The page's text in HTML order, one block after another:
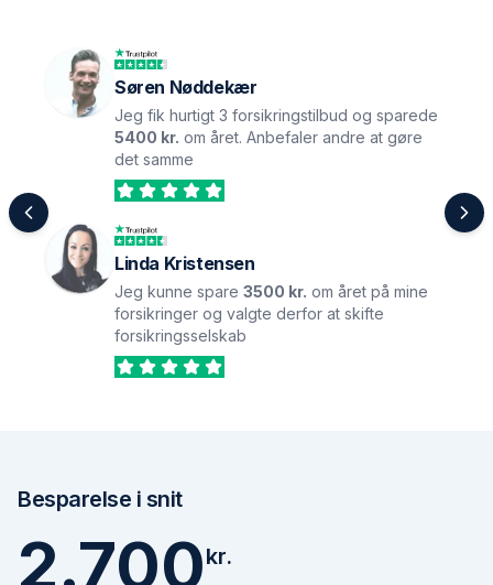
Søren Nøddekær
Jeg fik hurtigt 3 forsikringstilbud og sparede
5400 kr. om året. Anbefaler andre at gøre
det samme
Linda Kristensen
Jeg kunne spare 3500 kr. om året på mine
forsikringer og valgte derfor at skifte
forsikringsselskab
Besparelse i snit
2.700kr.